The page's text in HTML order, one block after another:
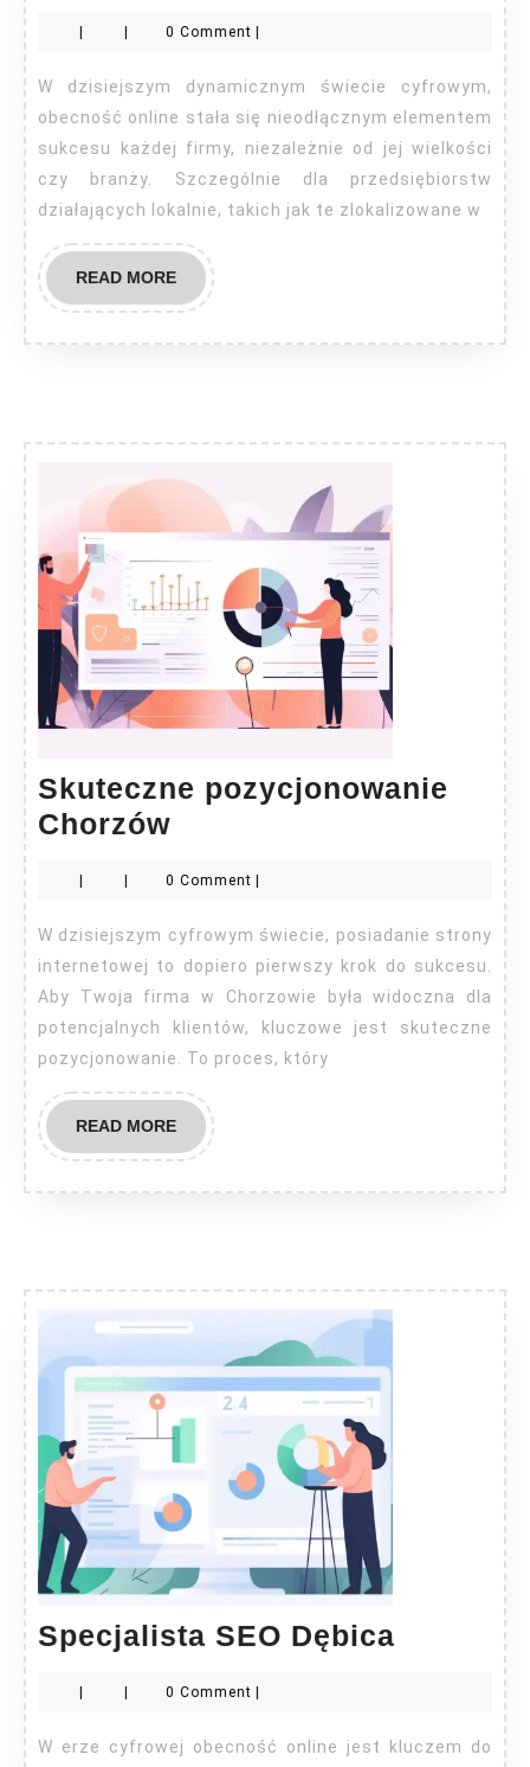
Google
Trójmiasto
0 Comment
W dzisiejszym dynamicznym świecie cyfrowym,
obecność online stała się nieodłącznym elementem
sukcesu każdej firmy, niezależnie od jej wielkości
czy branży. Szczególnie dla przedsiębiorstw
działających lokalnie, takich jak te zlokalizowane w
READ MOREREAD
MORE
Skuteczne pozycjonowanie
ChorzówSkuteczne
Chorzów
| | 0 Comment |
W dzisiejszym cyfrowym świecie, posiadanie strony
internetowej to dopiero pierwszy krok do sukcesu.
Aby Twoja firma w Chorzowie była widoczna dla
potencjalnych klientów, kluczowe jest skuteczne
pozycjonowanie. To proces, który
READ MOREREAD
MORE
Specjalista SEO Dębica
0 Comment
W erze cyfrowej obecność online jest kluczem do